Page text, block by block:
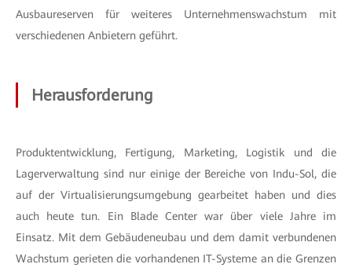
Ausbaureserven für weiteres Unternehmenswachstum mit
verschiedenen Anbietern geführt.
Herausforderung
Produktentwicklung, Fertigung, Marketing, Logistik und die
Lagerverwaltung sind nur einige der Bereiche von Indu-Sol, die
auf der Virtualisierungsumgebung gearbeitet haben und dies
auch heute tun. Ein Blade Center war über viele Jahre im
Einsatz. Mit dem Gebäudeneubau und dem damit verbundenen
Wachstum gerieten die vorhandenen IT-Systeme an die Grenzen